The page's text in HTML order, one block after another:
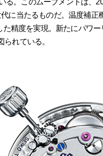
る。このムーブメントは、
に当たるものだ。温度補正
た精度を実現。新たにパワ
られている。